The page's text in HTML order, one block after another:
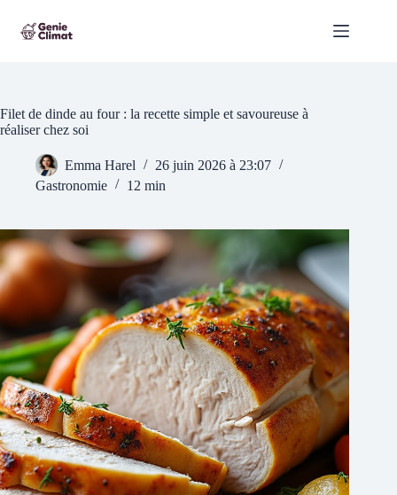
contenu
Filet de dinde au four : la recette simple et savoureuse à
réaliser chez soi
Emma Harel
26 juin 2026 à 23:07
Gastronomie
12 min